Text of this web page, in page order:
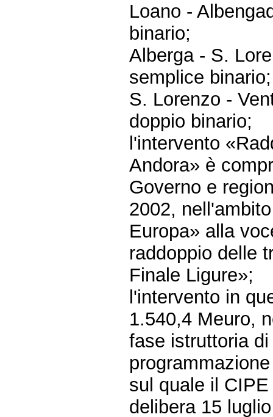
Loano -
binario;
Alberga - S.
semplice binario;
S. Lorenzo -
doppio binario;
l'intervento
Andora» è
Governo e
2002,
Europa» alla
raddoppio delle
Finale Ligure»;
l'intervento in
1.540,4 Meuro,
fase istruttoria
sul quale il
delibera 15